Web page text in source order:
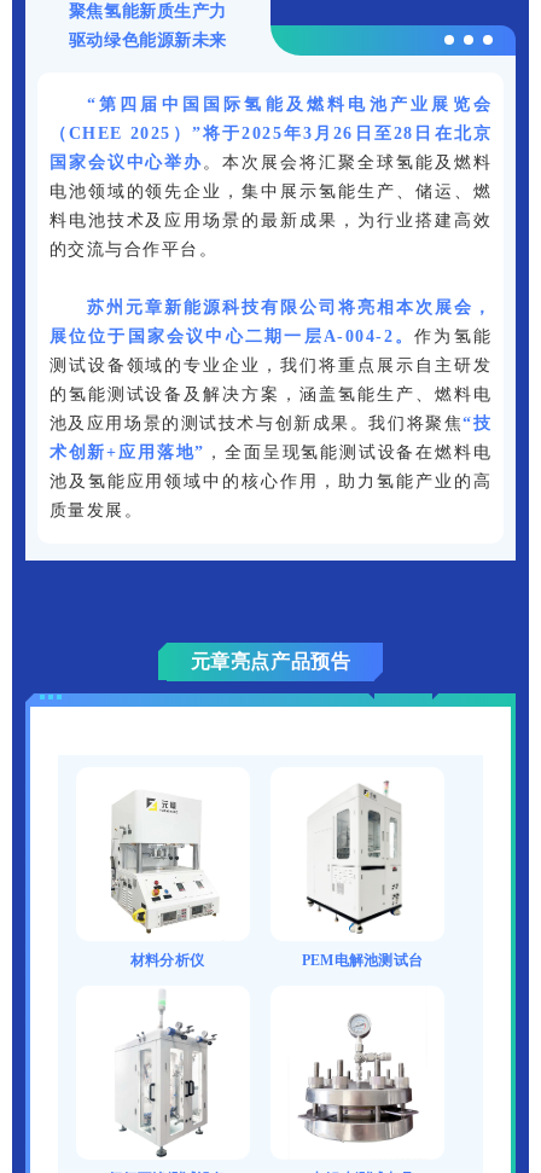
聚焦氢能新质生产力
驱动绿色能源新未来
“第四届中国国际氢能及燃料电池产业展览会
（CHEE 2025）”将于2025年3月26日至28日在北京
国家会议中心举办 。本次展会将汇聚全球氢能及燃料
电池领域的领先企业，集中展示氢能生产、储运、燃
料电池技术及应用场景的最新成果，为行业搭建高效
的交流与合作平台。
苏州元章新能源科技有限公司将亮相本次展会，
展位位于国家会议中心二期一层A-004-2。作为氢能
测试设备领域的专业企业，我们将重点展示自主研发
的氢能测试设备及解决方案，涵盖氢能生产、燃料电
池及应用场景的测试技术与创新成果。我们将聚焦“技
术创新+应用落地” ，全面呈现氢能测试设备在燃料电
池及氢能应用领域中的核心作用，助力氢能产业的高
质量发展。
元章亮点产品预告
材料分析仪 PEM电解池测试台